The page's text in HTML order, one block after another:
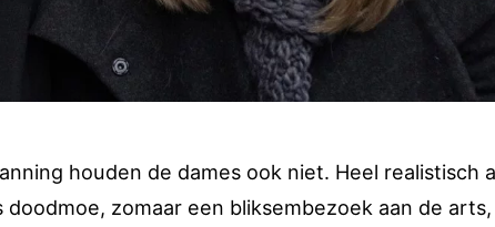
houden de dames ook niet. Heel realistisch
zomaar een bliksembezoek aan de